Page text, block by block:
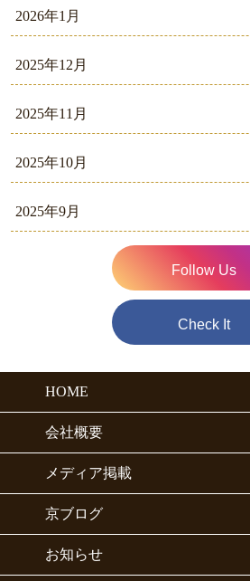
2026年1月
2025年12月
2025年11月
2025年10月
2025年9月
Follow Us
Check It
HOME
会社概要
メディア掲載
京ブログ
お知らせ